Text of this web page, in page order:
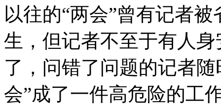
以往的“两会”曾有记者
生，但记者不至于有人
了，问错了问题的记者
会”成了一件高危险的工